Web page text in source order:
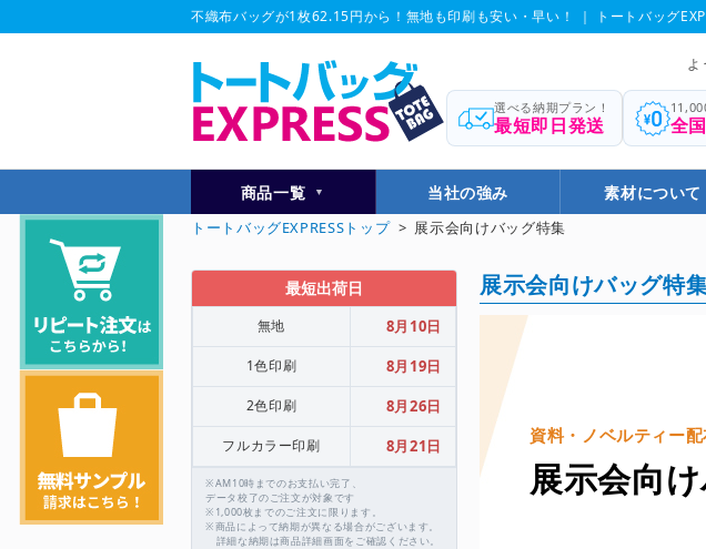
不織布バッグが1枚62.15円から！無地も印刷も安い・早い！ ｜ トートバッグ
選べる納期プラン！
最短即日発送 全
商品一覧 当社の強み 素材について
トートバッグEXPRESSトップ> 展示会向けバッグ特集
展示会向けバッグ特
資料・ノベルティー配
展示会向
最短出荷日
無地 8月10日
1色印刷 8月19日
2色印刷 8月26日
フルカラー印刷 8月21日
※AM10時までのお支払い完了、
データ校了のご注文が対象です
※1,000枚までのご注文に限ります。
※商品によって納期が異なる場合がございます。
詳細な納期は商品詳細画面をご確認ください。